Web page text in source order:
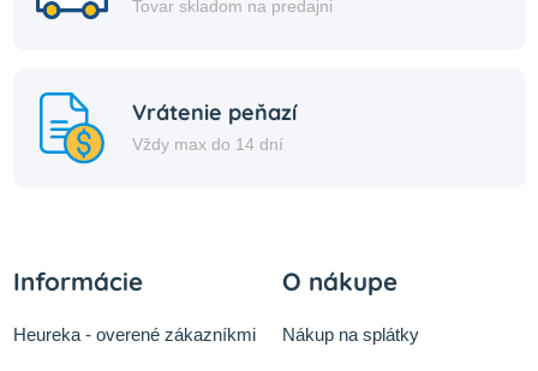
Tovar skladom na predajni
Vrátenie peňazí
Vždy max do 14 dní
Informácie
Heureka - overené zákazníkmi
O nákupe
Nákup na splátky